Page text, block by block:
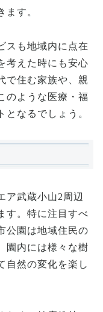
ます。
スも地域内に点在
考えた時にも安心
で住む家族や、親
のような医療・福
なるでしょう。
ア武蔵小山2周辺
す。特に注目すべ
公園は地域住民の
園内には様々な樹
自然の変化を楽し